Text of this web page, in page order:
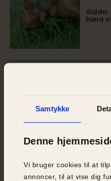
Samtykke
Denne
Vi bruger cookies til at
annoncer, til at vise dig
Guide:
hund